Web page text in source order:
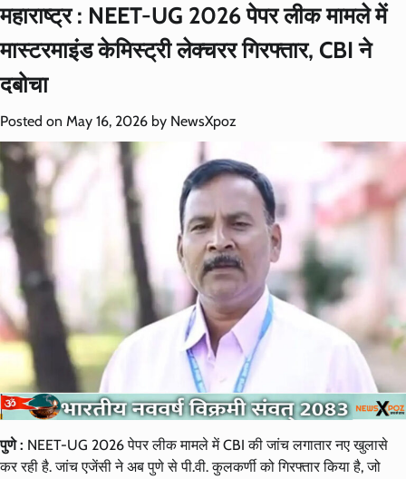
महाराष्ट्र : NEET-UG 2026 पेपर लीक मामले में
मास्टरमाइंड केमिस्ट्री लेक्चरर गिरफ्तार, CBI ने
दबोचा
Posted on May 16, 2026 by NewsXpoz
पुणे : NEET-UG 2026 पेपर लीक मामले में CBI की जांच लगातार नए खुलासे
कर रही है. जांच एजेंसी ने अब पुणे से पी.वी. कुलकर्णी को गिरफ्तार किया है, जो